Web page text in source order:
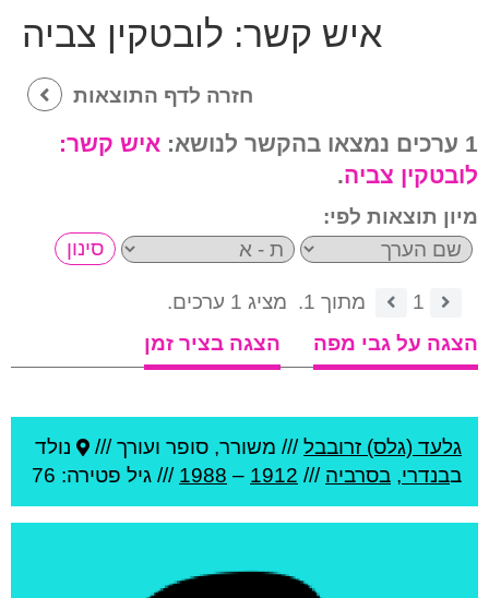
איש קשר: לובטקין צביה
חזרה לדף התוצאות
1 ערכים נמצאו בהקשר לנושא:
איש קשר:
לובטקין צביה.
מיון תוצאות לפי:
1 מתוך 1.
מציג 1 ערכים.
הצגה על גבי מפה
הצגה בציר זמן
גלעד (גלס) זרובבל/// משורר, סופר ועורך ///
נולד
בבנדרי, בסרביה ///
1912
–
1988 /// גיל פטירה: 76